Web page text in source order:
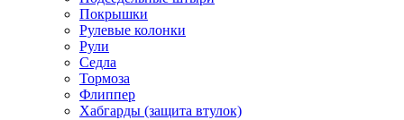
Покрышки
Рулевые колонки
Рули
Седла
Тормоза
Флиппер
Хабгарды (защита втулок)